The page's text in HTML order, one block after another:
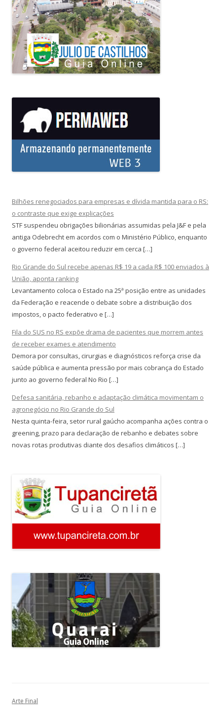
Bilhões renegociados para empresas e dívida mantida para o RS:
o contraste que exige explicações
STF suspendeu obrigações bilionárias assumidas pela J&F e pela
antiga Odebrecht em acordos com o Ministério Público, enquanto
o governo federal aceitou reduzir em cerca […]
Rio Grande do Sul recebe apenas R$ 19 a cada R$ 100 enviados à
União, aponta ranking
Levantamento coloca o Estado na 25ª posição entre as unidades
da Federação e reacende o debate sobre a distribuição dos
impostos, o pacto federativo e […]
Fila do SUS no RS expõe drama de pacientes que morrem antes
de receber exames e atendimento
Demora por consultas, cirurgias e diagnósticos reforça crise da
saúde pública e aumenta pressão por mais cobrança do Estado
junto ao governo federal No Rio […]
Defesa sanitária, rebanho e adaptação climática movimentam o
agronegócio no Rio Grande do Sul
Nesta quinta-feira, setor rural gaúcho acompanha ações contra o
greening, prazo para declaração de rebanho e debates sobre
novas rotas produtivas diante dos desafios climáticos […]
Arte Final